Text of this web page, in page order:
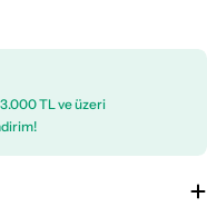
TL ve üzeri